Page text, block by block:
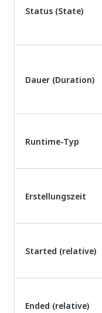
Status (State)
Dauer (Duration)
Runtime-Typ
Erstellungszeit
Started (relative)
Ended (relative)